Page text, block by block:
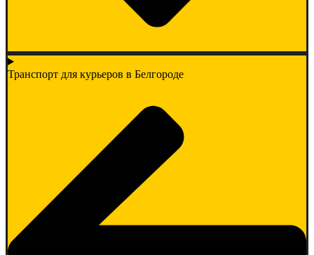
Транспорт для курьеров в Белгороде